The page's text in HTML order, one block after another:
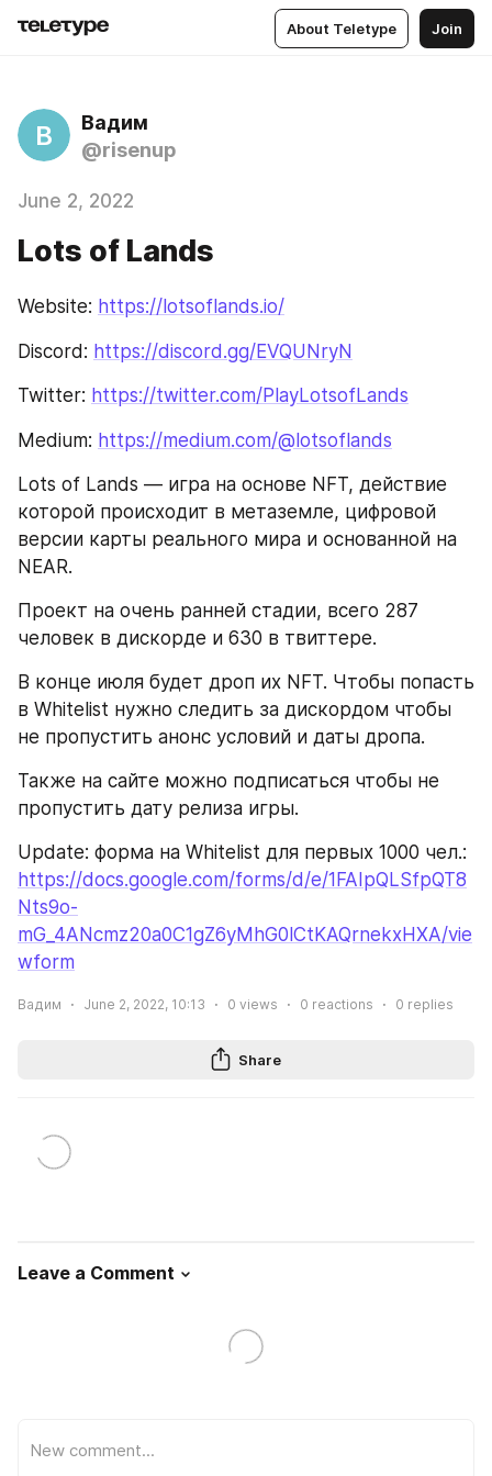
About Teletype Join
В
Вадим
@risenup
June 2, 2022
Lots of Lands
Website: https://lotsoflands.io/
Discord: https://discord.gg/EVQUNryN
Twitter: https://twitter.com/PlayLotsofLands
Medium: https://medium.com/@lotsoflands
Lots of Lands — игра на основе NFT, действие
которой происходит в метаземле, цифровой
версии карты реального мира и основанной на
NEAR.
Проект на очень ранней стадии, всего 287
человек в дискорде и 630 в твиттере.
В конце июля будет дроп их NFT. Чтобы попасть
в Whitelist нужно следить за дискордом чтобы
не пропустить анонс условий и даты дропа.
Также на сайте можно подписаться чтобы не
пропустить дату релиза игры.
https://docs.google.com/forms/d/e/1FAIpQLSfpQT8
Nts9o-
mG_4ANcmz20a0C1gZ6yMhG0lCtKAQrnekxHXA/vie
wform
Вадим June 2, 2022, 10:13 0 views 0 reactions 0 replies
Share
Leave a Comment